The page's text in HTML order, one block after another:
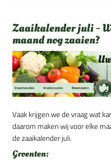
Zaaikalender juli -
maand nog zaaien?
Vaak krijgen we de vraag wat
daarom maken wij voor elke
de zaaikalender juli.
Groenten: